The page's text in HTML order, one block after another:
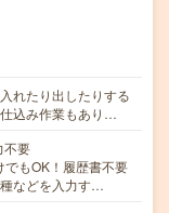
れたり出したりする
込み作業もあり…
不要
もOK！履歴書不要
などを入力す…